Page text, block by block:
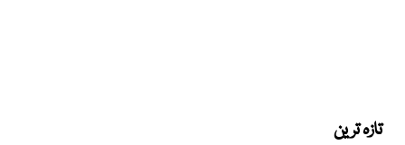
تازہ ترین